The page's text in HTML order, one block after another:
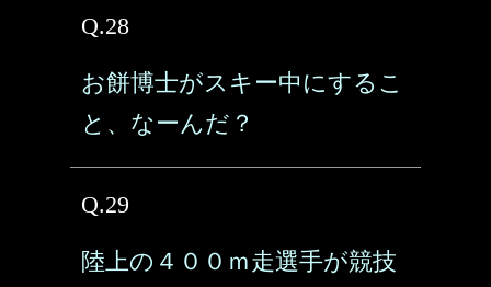
Q.28
お餅博士がスキー中にするこ
と、なーんだ？
Q.29
陸上の４００ｍ走選手が競技